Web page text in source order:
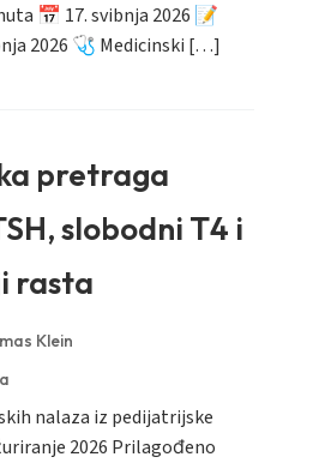
📅 17. svibnja 2026 📝
2026 🩺 Medicinski […]
pretraga
slobodni T4 i
rasta
Klein
nalaza iz pedijatrijske
2026 Prilagođeno